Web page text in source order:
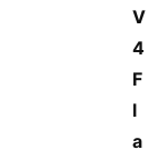
V
4
F
l
a